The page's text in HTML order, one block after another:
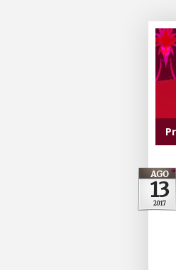
AGO
13
2017